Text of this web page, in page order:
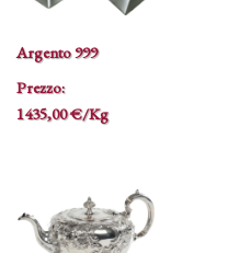
Argento 999
Prezzo:
1435,00 €/Kg